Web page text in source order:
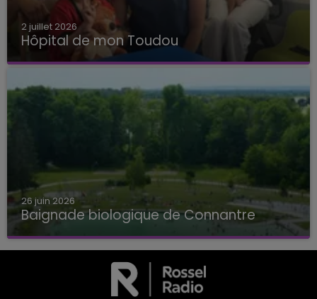
2 juillet 2026
Hôpital de mon Toudou
Hôpital de mon Toudou
26 juin 2026
Baignade biologique de Connantre
Baignade biologique de Connantre